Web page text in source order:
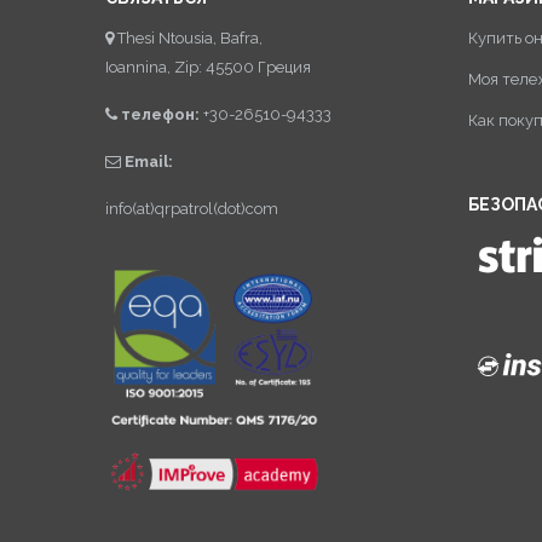
Thesi Ntousia, Bafra,
Ioannina, Zip: 45500 Греция
телефон: +30-26510-94333
Email:
info(at)qrpatrol(dot)com
Купить
Моя
Как